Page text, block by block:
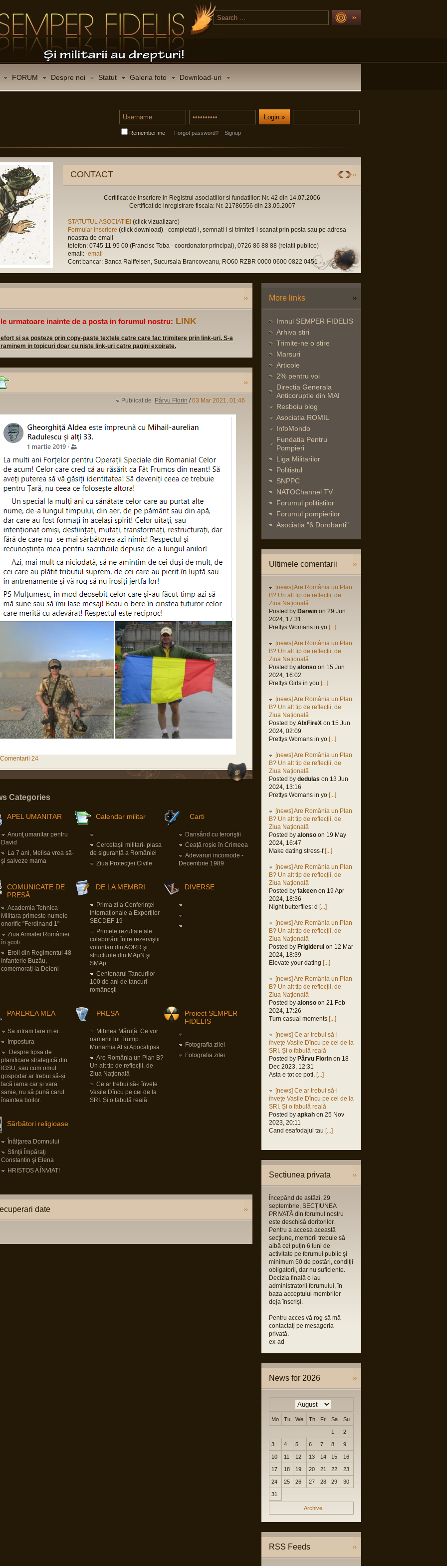
FORUM Despre noi Statut Galeria foto Download-uri
Remember me Forgot password? Signup
CONTACT
Certificat de inscriere in Registrul asociatiilor si fundatiilor: Nr. 42 din 14.07.2006
Certificat de inregistrare fiscala: Nr. 21786556 din 23.05.2007
STATUTUL ASOCIATIEI (click vizualizare)
Formular inscriere (click download) - completati-l, semnati-l si trimiteti-l scanat prin posta sau pe adresa
noastra de email
telefon: 0745 11 95 00 (Francisc Toba - coordonator principal), 0726 86 88 88 (relatii publice)
email: -email-
Cont bancar: Banca Raiffeisen, Sucursala Brancoveanu, RO60 RZBR 0000 0600 0822 0451
urmatoare inainte de a posta in forumul nostru: LINK
si sa posteze prin copy-paste textele catre care fac trimitere prin link-uri. S-a
in topicuri doar cu niste link-uri catre pagini expirate.
Publicat de Pârvu Florin /03 Mar 2021, 01:46
Comentarii 24
Categories
APEL UMANITAR
Anunţ umanitar pentru
David
La 7 ani, Melisa vrea să-
şi salveze mama
Calendar militar
Cercetașii militari- plasa
de siguranță a României
Ziua Protecţiei Civile
Carti
Dansând cu teroriştii
Ceață roșie în Crimeea
Adevaruri incomode -
Decembrie 1989
COMUNICATE DE
PRESĂ
Academia Tehnica
Militara primeste numele
onorific "Ferdinand 1"
Ziua Armatei României
în şcoli
Eroii din Regimentul 48
Infanterie Buzău,
comemoraţi la Deleni
DE LA MEMBRI
Prima zi a Conferinţei
Internaţionale a Experţilor
SECDEF 19
Primele rezultate ale
colaborării între rezerviştii
voluntari din AORR şi
structurile din MApN şi
SMAp
Centenarul Tancurilor -
100 de ani de tancuri
româneşti
DIVERSE
PAREREA MEA
Sa intram tare in ei…
Impostura
Despre lipsa de
planificare strategică din
IGSU, sau cum omul
gospodar ar trebui să-și
facă iarna car și vara
sanie, nu să pună carul
înaintea boilor.
PRESA
Mihnea Măruță. Ce vor
oamenii lui Trump.
Monarhia AI și Apocalipsa
Are România un Plan B?
Un alt tip de reflecții, de
Ziua Națională
Ce ar trebui să-i învețe
Vasile Dîncu pe cei de la
SRI. Și o fabulă reală
Proiect SEMPER
FIDELIS
Fotografia zilei
Fotografia zilei
Sărbători religioase
Înălţarea Domnului
Sfinţii Împăraţi
Constantin şi Elena
HRISTOS A ÎNVIAT!
date
More links
Imnul SEMPER FIDELIS
Arhiva stiri
Trimite-ne o stire
Marsuri
Articole
2% pentru voi
Directia Generala
Anticoruptie din MAI
Resboiu blog
Asociatia ROMIL
InfoMondo
Fundatia Pentru
Pompieri
Liga Militarilor
Politistul
SNPPC
NATOChannel TV
Forumul politistilor
Forumul pompierilor
Asociatia "6 Dorobanti"
Ultimele comentarii
[news] Are România un Plan
B? Un alt tip de reflecții, de
Ziua Națională
Posted by Darwin on 29 Jun
2024, 17:31
Prettys Womans in yo [...]
[news] Are România un Plan
B? Un alt tip de reflecții, de
Ziua Națională
Posted by alonso on 15 Jun
2024, 16:02
Prettys Girls in you [...]
[news] Are România un Plan
B? Un alt tip de reflecții, de
Ziua Națională
Posted by AlxFireX on 15 Jun
2024, 02:09
Prettys Womans in yo [...]
[news] Are România un Plan
B? Un alt tip de reflecții, de
Ziua Națională
Posted by dedulas on 13 Jun
2024, 13:16
Prettys Womans in yo [...]
[news] Are România un Plan
B? Un alt tip de reflecții, de
Ziua Națională
Posted by alonso on 19 May
2024, 16:47
Make dating stress-f [...]
[news] Are România un Plan
B? Un alt tip de reflecții, de
Ziua Națională
Posted by fakeen on 19 Apr
2024, 18:36
Night butterflies: d [...]
[news] Are România un Plan
B? Un alt tip de reflecții, de
Ziua Națională
Posted by Frigiderul on 12 Mar
2024, 18:39
Elevate your dating [...]
[news] Are România un Plan
B? Un alt tip de reflecții, de
Ziua Națională
Posted by alonso on 21 Feb
2024, 17:26
Turn casual moments [...]
[news] Ce ar trebui să-i
învețe Vasile Dîncu pe cei de la
SRI. Și o fabulă reală
Posted by Pârvu Florin on 18
Dec 2023, 12:31
Asta e tot ce poti, [...]
[news] Ce ar trebui să-i
învețe Vasile Dîncu pe cei de la
SRI. Și o fabulă reală
Posted by apkah on 25 Nov
2023, 20:11
Cand esafodajul tau [...]
Sectiunea privata
Începând de astăzi, 29
septembrie, SECŢIUNEA
PRIVATĂ din forumul nostru
este deschisă doritorilor.
Pentru a accesa această
secţiune, membrii trebuie să
aibă cel puţin 6 luni de
activitate pe forumul public şi
minimum 50 de postări, condiţii
obligatorii, dar nu suficiente.
Decizia finală o iau
administratorii forumului, în
baza acceptului membrilor
deja înscriși.
Pentru acces vă rog să mă
contactaţi pe mesageria
privată.
ex-ad
News for 2026
Mo Tu We Th Fr Sa Su
1 2
3 4 5 6 7 8 9
10 11 12 13 14 15 16
17 18 19 20 21 22 23
24 25 26 27 28 29 30
31
Archive
RSS Feeds